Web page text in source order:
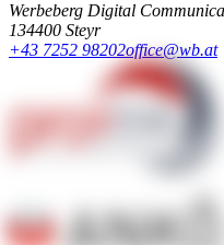
Werbeberg Digital
134400 Steyr
+43 7252 98202office@wb.at